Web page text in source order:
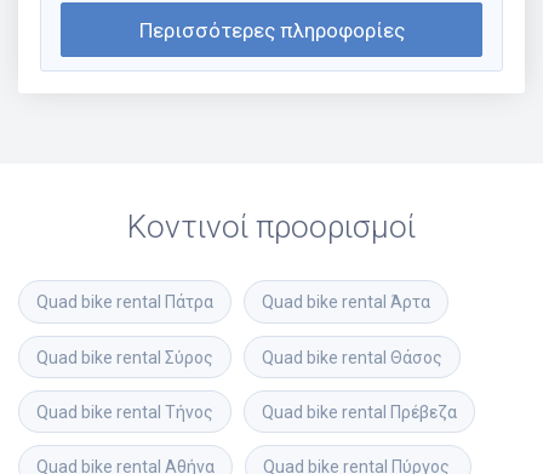
Περισσότερες πληροφορίες
Κοντινοί προορισμοί
Quad bike rental Πάτρα Quad bike rental Άρτα
Quad bike rental Σύρος Quad bike rental Θάσος
Quad bike rental Τήνος Quad bike rental Πρέβεζα
Quad bike rental Αθήνα Quad bike rental Πύργος